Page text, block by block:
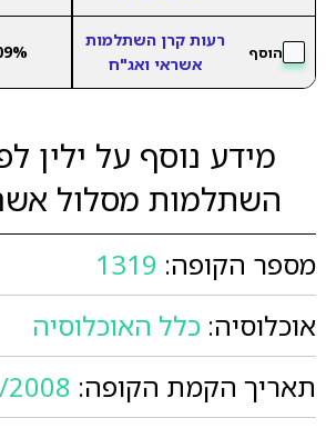
הוסף
רעות קרן השתלמות
אשראי ואג"ח
מידע נוסף על ילין
השתלמות מסלול
מספר הקופה: 1319
אוכלוסיה: כלל האוכלוסיה
תאריך הקמת הקופה: